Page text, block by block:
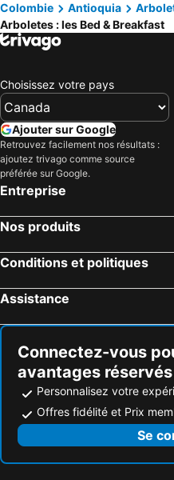
Colombie
Antioquia
Arboletes : les Bed & Breakfast
Choisissez votre pays
Ajouter sur Google
Retrouvez facilement nos résultats :
ajoutez trivago comme source
préférée sur Google.
Entreprise
Nos produits
Conditions et politiques
Assistance
Connectez-vous
avantages
Personnalisez votre
Offres fidélité et Prix
Se